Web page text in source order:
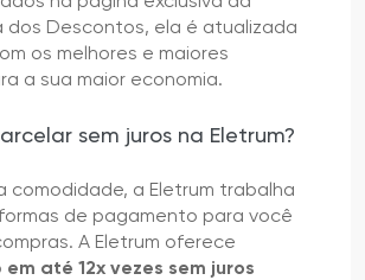
dos Descontos, ela é atualizada
os melhores e maiores
a sua maior economia.
sem juros na Eletrum?
comodidade, a Eletrum trabalha
de pagamento para você
A Eletrum oferece
em até 12x vezes sem juros